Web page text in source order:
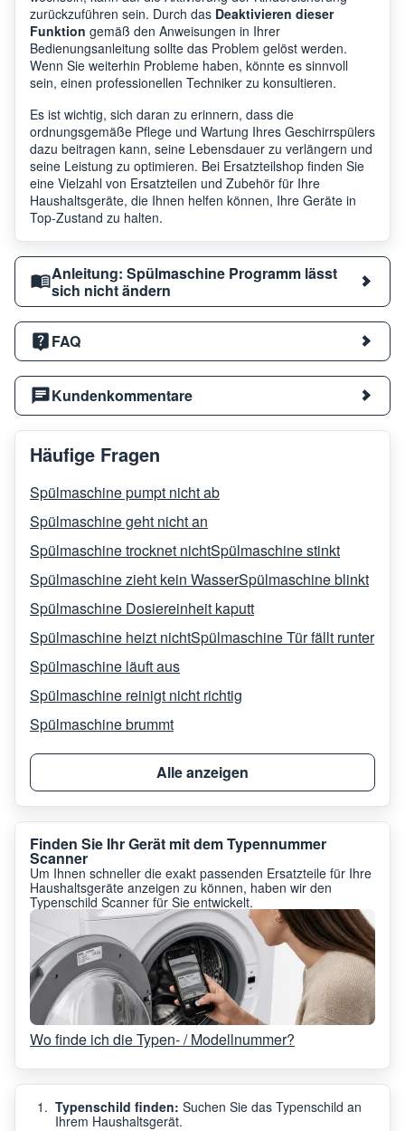
zurückzuführen sein. Durch das Deaktivieren dieser
Funktion gemäß den Anweisungen in Ihrer
Bedienungsanleitung sollte das Problem gelöst werden.
Wenn Sie weiterhin Probleme haben, könnte es sinnvoll
sein, einen professionellen Techniker zu konsultieren.
Es ist wichtig, sich daran zu erinnern, dass die
ordnungsgemäße Pflege und Wartung Ihres Geschirrspülers
dazu beitragen kann, seine Lebensdauer zu verlängern und
seine Leistung zu optimieren. Bei Ersatzteilshop finden Sie
eine Vielzahl von Ersatzteilen und Zubehör für Ihre
Haushaltsgeräte, die Ihnen helfen können, Ihre Geräte in
Top-Zustand zu halten.
Anleitung: Spülmaschine Programm lässt
sich nicht ändern
FAQ
Kundenkommentare
Häufige Fragen
Spülmaschine pumpt nicht ab
Spülmaschine geht nicht an
Spülmaschine trocknet nichtSpülmaschine stinkt
Spülmaschine zieht kein WasserSpülmaschine blinkt
Spülmaschine Dosiereinheit kaputt
Spülmaschine heizt nichtSpülmaschine Tür fällt runter
Spülmaschine läuft aus
Spülmaschine reinigt nicht richtig
Spülmaschine brummt
Alle anzeigen
Finden Sie Ihr Gerät mit dem Typennummer
Scanner
Um Ihnen schneller die exakt passenden Ersatzteile für Ihre
Haushaltsgeräte anzeigen zu können, haben wir den
Typenschild Scanner für Sie entwickelt.
Wo finde ich die Typen- / Modellnummer?
Typenschild finden: Suchen Sie das Typenschild an
Ihrem Haushaltsgerät.